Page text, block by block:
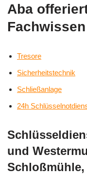
Aba
Tresore
Sicherheitstechnik
Schließanlage
24h
und